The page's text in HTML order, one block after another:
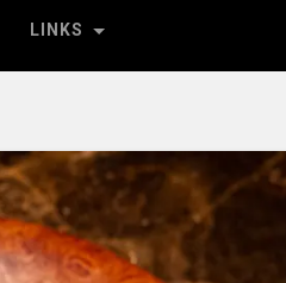
LINKS